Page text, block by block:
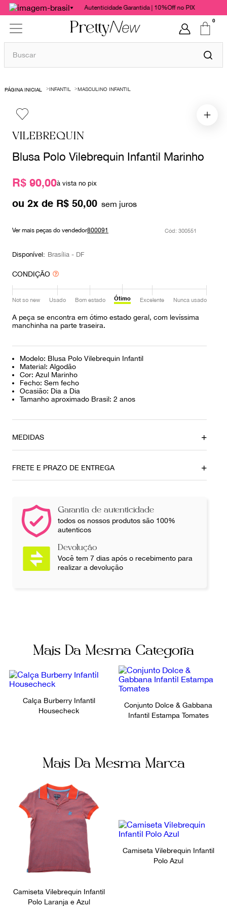
Autenticidade Garantida | 10%Off no PIX
0
Buscar
INFANTIL MASCULINO INFANTIL
VILEBREQUIN
Blusa Polo Vilebrequin Infantil Marinho
R$ 90,00à vista no pix
ou 2x de R$ 50,00
Ver mais peças do vendedor800091 : 300551
Disponível: Brasília - DF
CONDIÇÃO
Not so new Usado Bom estado Ótimo Excelente Nunca usado
A peça se encontra em ótimo estado geral, com levíssima
manchinha na parte traseira.
Modelo: Blusa Polo Vilebrequin Infantil
Material: Algodão
Cor: Azul Marinho
Fecho: Sem fecho
Ocasião: Dia a Dia
Tamanho aproximado Brasil: 2 anos
MEDIDAS
Bebês Menina 0-24
Ainda com dúvidas sobre as medidas? Fale com a nossa
equipe.
FRETE E PRAZO DE ENTREGA
Garantia de autenticidade
todos os nossos produtos são 100%
autenticos
Devolução
Você tem 7 dias após o recebimento para
realizar a devolução
Mais Da Mesma Categoria
Calça Burberry Infantil
Housecheck
Conjunto Dolce & Gabbana
Infantil Estampa Tomates
Mais Da Mesma Marca
Camiseta Vilebrequin Infantil
Polo Laranja e Azul
Camiseta Vilebrequin Infantil
Polo Azul
1º
bolsas
cris barros
chanel
paula raia
valentino
prada
10º louis vuitton